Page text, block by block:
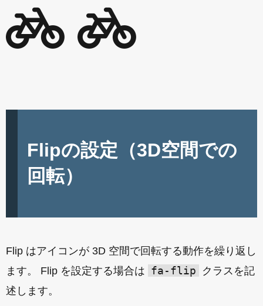
Flipの設定（3D空間での
回転）
Flip はアイコンが 3D 空間で回転する動作を繰り返し
ます。 Flip を設定する場合は fa-flip
クラスを記
述します。